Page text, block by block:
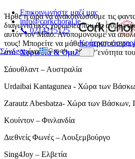
Επικοινωνήστε μαζί μας
info@corkchoral.ie
📞 0214215125
Σύνδεσηένα
Greek
English
Danish
German
Spanish
Estonian
Κράτηση
Ήρθε η ώρα να ανακοινώσουμε τις
διαγωνιστικές χορωδίες που θα
αυτόν τον Μάιο. Ανυπομονούμε να
τους! Μπορείτε να μάθετε περισσότερα
στο ‘Χορωδία & Ομιλητές ‘'ενότητα
Σάουθλαντ – Αυστραλία
Urdaibai Kantagunea - Χώρα των
Zarautz Abesbatza- Χώρα των Βάσκων,
Κουίντον – Φινλανδία
Διεθνείς Φωνές – Λουξεμβούργο
Sing4Joy – Ελβετία